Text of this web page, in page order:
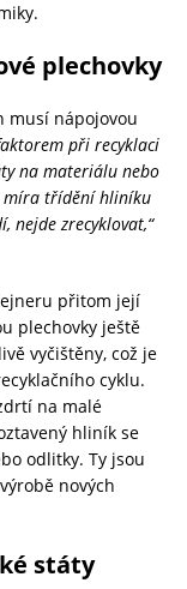
plechovky
musí nápojovou
při recyklaci
na materiálu nebo
míra třídění hliníku
nejde zrecyklovat,“
přitom její
plechovky ještě
vyčištěny, což je
cyklu.
na malé
hliník se
odlitky. Ty jsou
nových
státy